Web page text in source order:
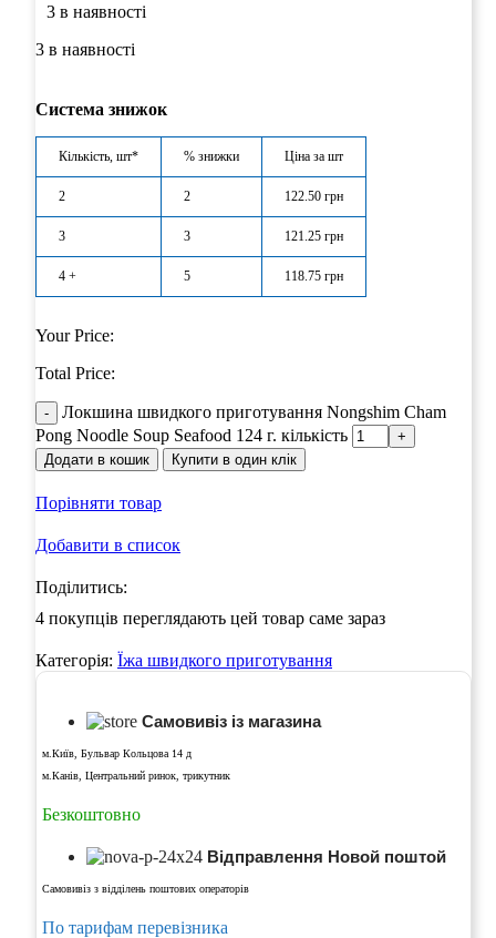
3 в наявності
3 в наявності
Система знижок
Кількість, шт* % знижки Ціна за шт
2 2 122.50 грн
3 3 121.25 грн
4 + 5 118.75 грн
Your Price:
Total Price:
Локшина швидкого приготування Nongshim Cham
Pong Noodle Soup Seafood 124 г. кількість
Додати в кошик Купити в один клік
Порівняти товар
Добавити в список
Поділитись:
4 покупців переглядають цей товар саме зараз
Категорія: Їжа швидкого приготування
Самовивіз із магазина
м.Київ, Бульвар Кольцова 14 д
м.Канів, Центральний ринок, трикутник
Безкоштовно
Відправлення Новой поштой
Самовивіз з відділень поштових операторів
По тарифам перевізника